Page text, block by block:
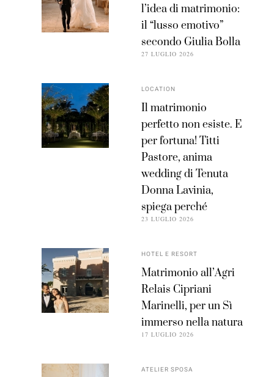
l’idea di matrimonio:
il “lusso emotivo”
secondo Giulia Bolla
27 LUGLIO 2026
LOCATION
Il matrimonio
perfetto non esiste. E
per fortuna! Titti
Pastore, anima
wedding di Tenuta
Donna Lavinia,
spiega perché
23 LUGLIO 2026
HOTEL E RESORT
Matrimonio all’Agri
Relais Cipriani
Marinelli, per un Sì
immerso nella natura
17 LUGLIO 2026
ATELIER SPOSA